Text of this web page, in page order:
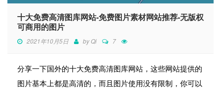
十大免费高清图库网站-免费图片素材网站推荐-无版权
可商用的图片
2021年10月5日 byQi 7
分享一下国外的十大免费高清图库网站，这些网站提供的
图片基本上都是高清的，而且图片使用没有限制，你可以